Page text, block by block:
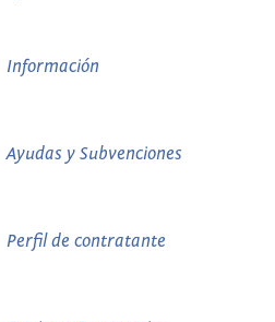
Información
Ayudas y Subvenciones
Perfil de contratante